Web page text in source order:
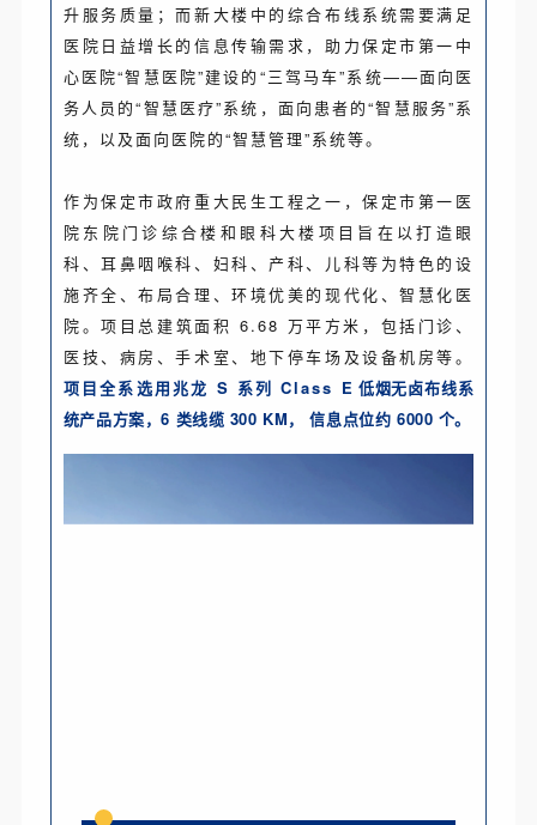
升服务质量；而新大楼中的综合布线系统需要满足
医院日益增长的信息传输需求，助力保定市第一中
心医院“智慧医院”建设的“三驾马车”系统——面向医
务人员的“智慧医疗”系统，面向患者的“智慧服务”系
统，以及面向医院的“智慧管理”系统等。
作为保定市政府重大民生工程之一，保定市第一医
院东院门诊综合楼和眼科大楼项目旨在以打造眼
科、耳鼻咽喉科、妇科、产科、儿科等为特色的设
施齐全、布局合理、环境优美的现代化、智慧化医
院。项目总建筑面积 6.68 万平方米，包括门诊、
医技、病房、手术室、地下停车场及设备机房等。
项目全系选用兆龙 S 系列 Class E 低烟无卤布线系
统产品方案，6 类线缆 300 KM， 信息点位约 6000 个。